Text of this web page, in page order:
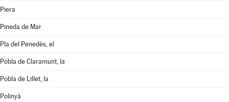
Piera
Pineda de Mar
Pla del Penedès, el
Pobla de Claramunt, la
Pobla de Lillet, la
Polinyà